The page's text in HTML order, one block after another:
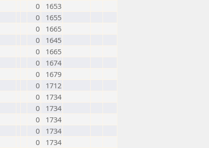
0
1653
0
1655
0
1665
0
1645
0
1665
0
1674
0
1679
0
1712
0
1734
0
1734
0
1734
0
1734
0
1734